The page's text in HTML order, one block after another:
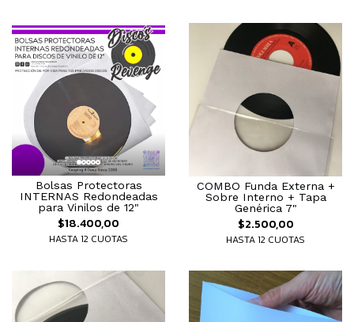
Bolsas Protectoras
INTERNAS Redondeadas
para Vinilos de 12"
$18.400,00
HASTA 12 CUOTAS
COMBO Funda Externa +
Sobre Interno + Tapa
Genérica 7"
$2.500,00
HASTA 12 CUOTAS